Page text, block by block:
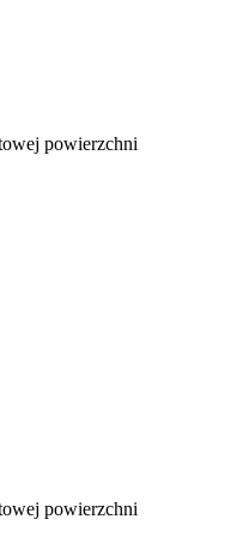
powierzchni
powierzchni